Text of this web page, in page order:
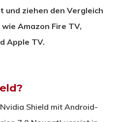
und ziehen den Vergleich
Amazon Fire TV,
Apple TV.
Shield mit Android-